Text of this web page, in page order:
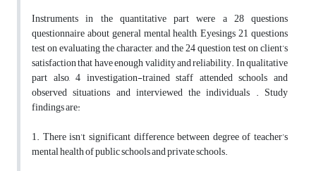
Instruments in the quantitative part were a 28 questions
questionnaire about general mental health, Eyesings 21 questions
test on evaluating the character, and the 24 question test on client’s
satisfaction that have enough validity and reliability. In qualitative
part also, 4 investigation-trained staff attended schools and
observed situations and interviewed the individuals . Study
findings are:
1. There isn’t significant difference between degree of teacher’s
mental health of public schools and private schools.